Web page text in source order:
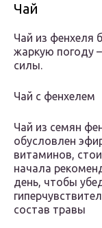
Чай
Чай из фенхеля
жаркую погоду
силы.
Чай с фенхелем
Чай из семян
обусловлен
витаминов,
начала
день, чтобы
состав травы